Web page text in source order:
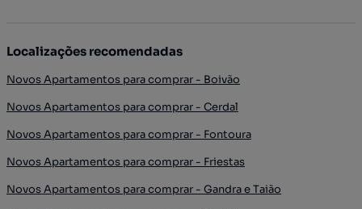
Localizações recomendadas
Novos Apartamentos para comprar - Boivão
Novos Apartamentos para comprar - Cerdal
Novos Apartamentos para comprar - Fontoura
Novos Apartamentos para comprar - Friestas
Novos Apartamentos para comprar - Gandra e Taião